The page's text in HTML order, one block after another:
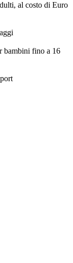
al costo di Euro
bambini fino a 16